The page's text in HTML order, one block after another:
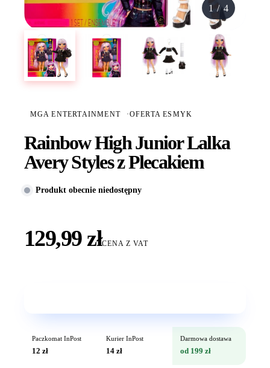
1 /4
MGA ENTERTAINMENT ·OFERTA ESMYK
Rainbow High Junior Lalka
Avery Styles z Plecakiem
Produkt obecnie niedostępny
129,99 złCENA Z VAT
Paczkomat InPost
12 zł
Kurier InPost
14 zł
Darmowa dostawa
od 199 zł